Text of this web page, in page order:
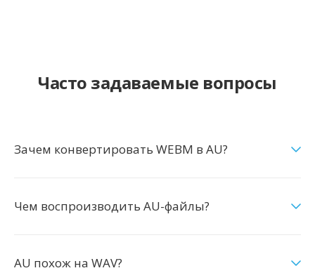
Часто задаваемые вопросы
Зачем конвертировать WEBM в AU?
Чем воспроизводить AU-файлы?
AU похож на WAV?